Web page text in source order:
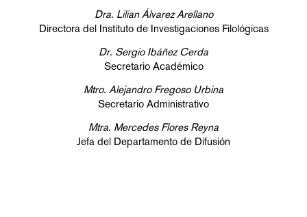
Dra. Lilian Álvarez Arellano
Directora del Instituto de Investigaciones Filológicas
Dr. Sergio Ibáñez Cerda
Secretario Académico
Mtro. Alejandro Fregoso Urbina
Secretario Administrativo
Mtra. Mercedes Flores Reyna
Jefa del Departamento de Difusión